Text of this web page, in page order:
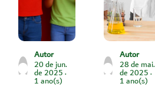
Autor
20 de jun.
de 2025
1 ano(s)
Autor
28 de mai.
de 2025
1 ano(s)